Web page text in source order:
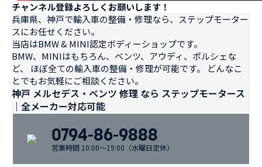
チャンネル登録よろしくお願いします！
兵庫県、神戸で輸入車の整備・修理なら、ステップモーター
スにお任せください。
当店はBMW & MINI認定ボディーショップです。
BMW、MINIはもちろん、ベンツ、アウディ、ポルシェな
ど、 ほぼ全ての輸入車の整備・修理が可能です。 どんなこ
とでもお気軽にご相談ください。
神戸 メルセデス・ベンツ 修理 なら ステップモータース
｜全メーカー対応可能
0794-86-9888
営業時間 10:00～19:00（水曜日定休）